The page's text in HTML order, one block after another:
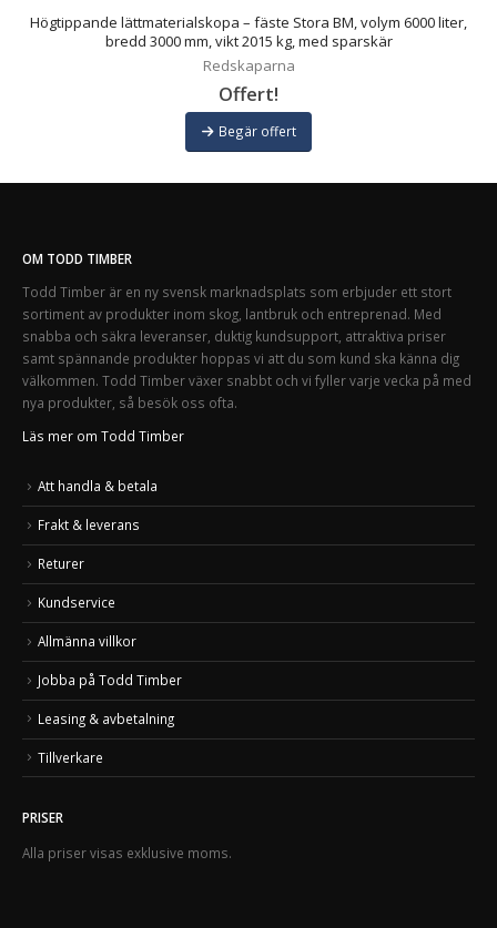
Högtippande lättmaterialskopa – fäste Stora BM, volym 6000 liter,
bredd 3000 mm, vikt 2015 kg, med sparskär
Redskaparna
Offert!
Begär offert
OM TODD TIMBER
Todd Timber är en ny svensk marknadsplats som erbjuder ett stort
sortiment av produkter inom skog, lantbruk och entreprenad. Med
snabba och säkra leveranser, duktig kundsupport, attraktiva priser
samt spännande produkter hoppas vi att du som kund ska känna dig
välkommen. Todd Timber växer snabbt och vi fyller varje vecka på med
nya produkter, så besök oss ofta.
Läs mer om Todd Timber
Att handla & betala
Frakt & leverans
Returer
Kundservice
Allmänna villkor
Jobba på Todd Timber
Leasing & avbetalning
Tillverkare
PRISER
Alla priser visas exklusive moms.